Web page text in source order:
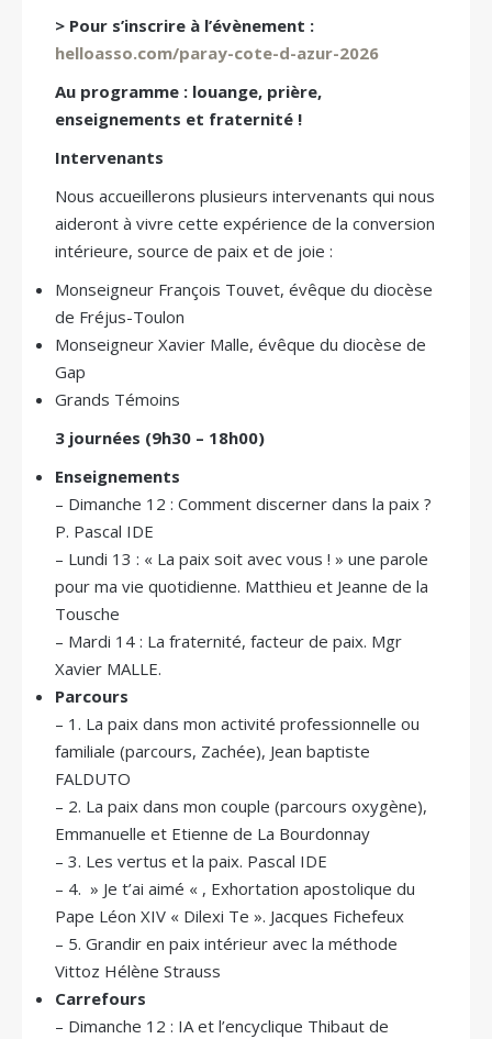
> Pour s’inscrire à l’évènement :
helloasso.com/paray-cote-d-azur-2026
Au programme : louange, prière,
enseignements et fraternité !
Intervenants
Nous accueillerons plusieurs intervenants qui nous
aideront à vivre cette expérience de la conversion
intérieure, source de paix et de joie :
Monseigneur François Touvet, évêque du diocèse
de Fréjus-Toulon
Monseigneur Xavier Malle, évêque du diocèse de
Gap
Grands Témoins
3 journées (9h30 – 18h00)
Enseignements
– Dimanche 12 : Comment discerner dans la paix ?
P. Pascal IDE
– Lundi 13 : « La paix soit avec vous ! » une parole
pour ma vie quotidienne. Matthieu et Jeanne de la
Tousche
– Mardi 14 : La fraternité, facteur de paix. Mgr
Xavier MALLE.
Parcours
– 1. La paix dans mon activité professionnelle ou
familiale (parcours, Zachée), Jean baptiste
FALDUTO
– 2. La paix dans mon couple (parcours oxygène),
Emmanuelle et Etienne de La Bourdonnay
– 3. Les vertus et la paix. Pascal IDE
– 4. » Je t’ai aimé « , Exhortation apostolique du
Pape Léon XIV « Dilexi Te ». Jacques Fichefeux
– 5. Grandir en paix intérieur avec la méthode
Vittoz Hélène Strauss
Carrefours
– Dimanche 12 : IA et l’encyclique Thibaut de